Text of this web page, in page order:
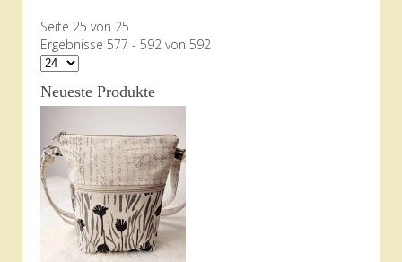
Seite 25 von 25
Ergebnisse 577 - 592 von 592
Neueste Produkte